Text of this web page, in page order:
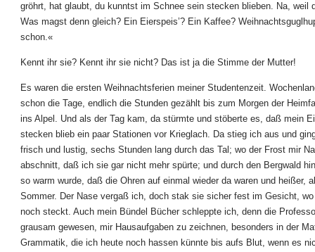
gröhrt, hat glaubt, du kunntst im Schnee sein stecken blieben. Na, weil
Was magst denn gleich? Ein Eierspeis’? Ein Kaffee?
schon.«
Kennt ihr sie? Kennt ihr sie nicht? Das ist ja die Stimme der Mutter!
Es waren die ersten Weihnachtsferien meiner Studentenzeit.
schon die Tage, endlich die Stunden gezählt bis zum Morgen der
ins Alpel. Und als der Tag kam, da stürmte und stöberte es, daß mein
stecken blieb ein paar Stationen vor Krieglach. Da stieg ich aus und
frisch und lustig, sechs Stunden lang durch das Tal; wo der Frost mir
abschnitt, daß ich sie gar nicht mehr spürte; und durch den Bergwald
so warm wurde, daß die Ohren auf einmal wieder da waren und heißer,
Sommer. Der Nase vergaß ich, doch stak sie sicher fest im Gesicht,
noch steckt. Auch mein Bündel Bücher schleppte ich, denn die
grausam gewesen, mir Hausaufgaben zu zeichnen, besonders in der
Grammatik, die ich heute noch hassen künnte bis aufs Blut, wenn es